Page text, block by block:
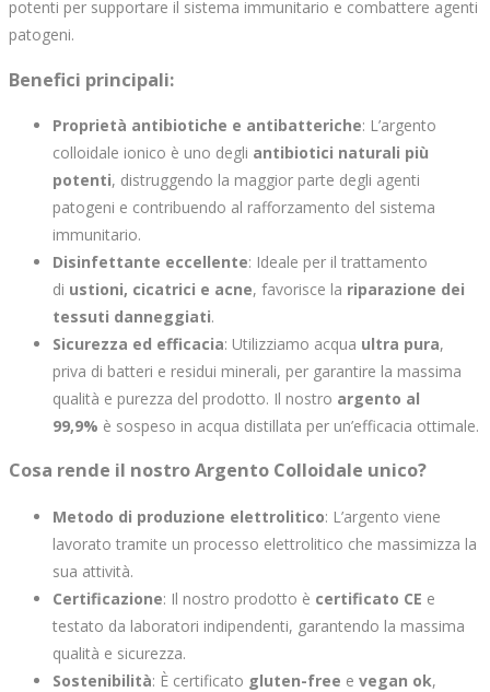
potenti per supportare il sistema immunitario e combattere agenti
patogeni.
Benefici principali:
Proprietà antibiotiche e antibatteriche: L’argento
colloidale ionico è uno degli antibiotici naturali più
potenti, distruggendo la maggior parte degli agenti
patogeni e contribuendo al rafforzamento del sistema
immunitario.
Disinfettante eccellente: Ideale per il trattamento
di ustioni, cicatrici e acne, favorisce la riparazione dei
tessuti danneggiati.
Sicurezza ed efficacia: Utilizziamo acqua ultra pura,
priva di batteri e residui minerali, per garantire la massima
qualità e purezza del prodotto. Il nostro argento al
99,9% è sospeso in acqua distillata per un’efficacia ottimale.
Cosa rende il nostro Argento Colloidale unico?
Metodo di produzione elettrolitico: L’argento viene
lavorato tramite un processo elettrolitico che massimizza la
sua attività.
Certificazione: Il nostro prodotto è certificato CE e
testato da laboratori indipendenti, garantendo la massima
qualità e sicurezza.
Sostenibilità: È certificato gluten-free e vegan ok,